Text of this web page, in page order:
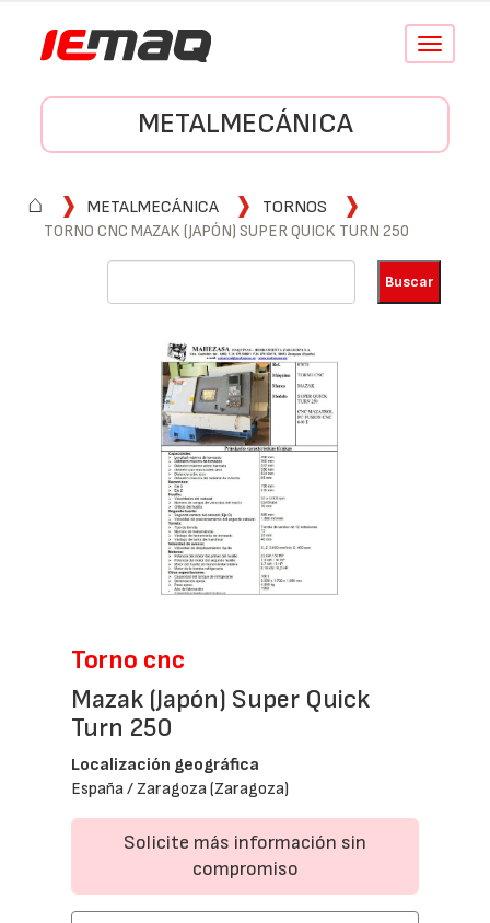
Conmutar
METALMECÁNICA
⌂ METALMECÁNICA
TORNOS
TORNO CNC MAZAK (JAPÓN) SUPER QUICK TURN 250
Torno cnc
Mazak (Japón) Super Quick
Turn 250
Localización geográfica
España / Zaragoza (Zaragoza)
Solicite más información sin
compromiso